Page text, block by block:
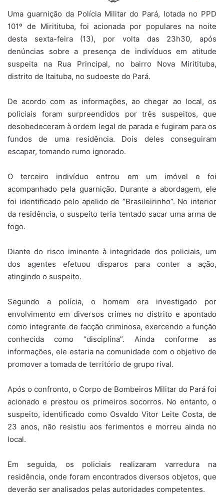
Uma guarnição da Polícia Militar do Pará, lotada no PPD
101º de Miritituba, foi acionada por populares na noite
desta sexta-feira (13), por volta das 23h30, após
denúncias sobre a presença de indivíduos em atitude
suspeita na Rua Principal, no bairro Nova Miritituba,
distrito de Itaituba, no sudoeste do Pará.
De acordo com as informações, ao chegar ao local, os
policiais foram surpreendidos por três suspeitos, que
desobedeceram à ordem legal de parada e fugiram para os
fundos de uma residência. Dois deles conseguiram
escapar, tomando rumo ignorado.
O terceiro indivíduo entrou em um imóvel e foi
acompanhado pela guarnição. Durante a abordagem, ele
foi identificado pelo apelido de “Brasileirinho”. No interior
da residência, o suspeito teria tentado sacar uma arma de
fogo.
Diante do risco iminente à integridade dos policiais, um
dos agentes efetuou disparos para conter a ação,
atingindo o suspeito.
Segundo a polícia, o homem era investigado por
envolvimento em diversos crimes no distrito e apontado
como integrante de facção criminosa, exercendo a função
conhecida como “disciplina”. Ainda conforme as
informações, ele estaria na comunidade com o objetivo de
promover a tomada de território de grupo rival.
Após o confronto, o Corpo de Bombeiros Militar do Pará foi
acionado e prestou os primeiros socorros. No entanto, o
suspeito, identificado como Osvaldo Vitor Leite Costa, de
23 anos, não resistiu aos ferimentos e morreu ainda no
local.
Em seguida, os policiais realizaram varredura na
residência, onde foram encontrados diversos objetos, que
deverão ser analisados pelas autoridades competentes.